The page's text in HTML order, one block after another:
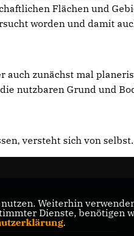
Flächen und
worden und damit
auch zunächst mal
nutzbaren Grund und
versteht sich von
Pfalz
Weiterhin
Dienste,
.